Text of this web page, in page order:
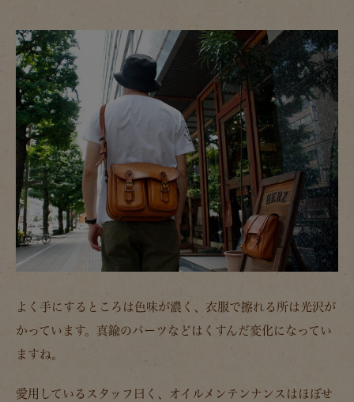
よく手にするところは色味が濃く、衣服で擦れる所は光沢が
かっています。真鍮のパーツなどはくすんだ変化になってい
ますね。
愛用しているスタッフ曰く、オイルメンテンナンスはほぼせ